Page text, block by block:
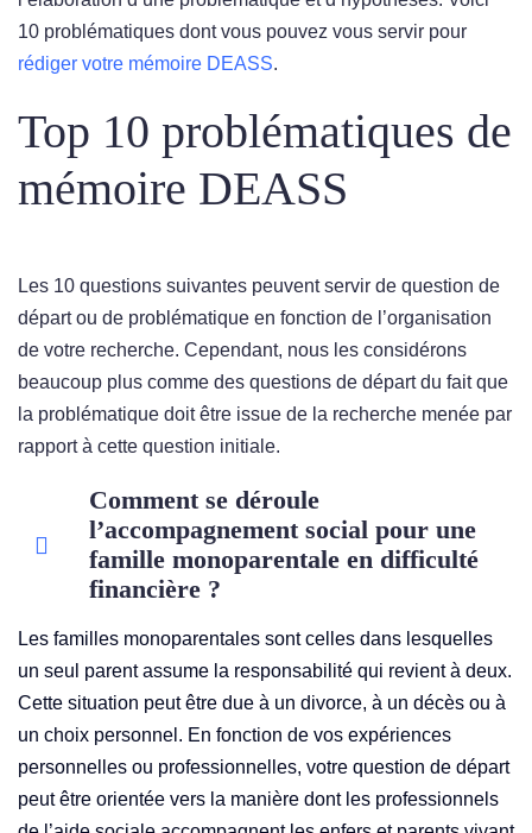
10 problématiques dont vous pouvez vous servir pour
rédiger votre mémoire DEASS.
Top 10 problématiques de
mémoire DEASS
Les 10 questions suivantes peuvent servir de question de
départ ou de problématique en fonction de l’organisation
de votre recherche. Cependant, nous les considérons
beaucoup plus comme des questions de départ du fait que
la problématique doit être issue de la recherche menée par
rapport à cette question initiale.
Comment se déroule
l’accompagnement social pour une
famille monoparentale en difficulté
financière ?
Les familles monoparentales sont celles dans lesquelles
un seul parent assume la responsabilité qui revient à deux.
Cette situation peut être due à un divorce, à un décès ou à
un choix personnel. En fonction de vos expériences
personnelles ou professionnelles, votre question de départ
peut être orientée vers la manière dont les professionnels